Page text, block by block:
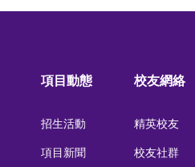
項目動態
招生活動
項目新聞
校友網絡
精英校友
校友社群